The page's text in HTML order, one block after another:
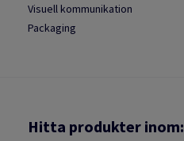
Visuell kommunikation
Packaging
Hitta produkter inom: